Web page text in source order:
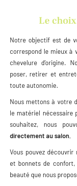
Le
Notre objectif est de
correspond le mieux à
chevelure d’origine.
poser, retirer et
toute autonomie.
Nous mettons à votre
le matériel nécessaire
souhaitez, nous
directement au salon.
Vous pouvez
et bonnets de confort,
beauté que nous